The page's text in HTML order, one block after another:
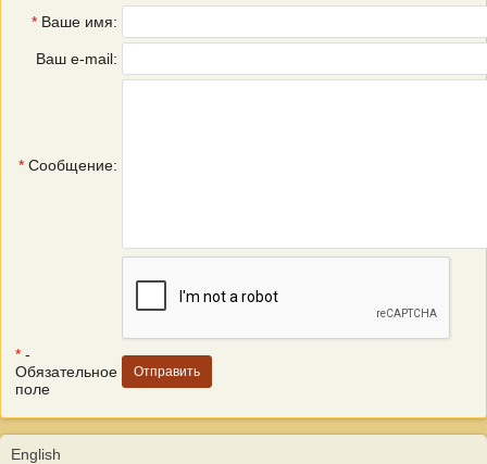
* Ваше имя:
Ваш e-mail:
* Сообщение:
* -
Обязательное
поле
English